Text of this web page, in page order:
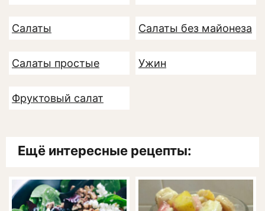
Салаты Салаты без майонеза
Салаты простые Ужин
Фруктовый салат
Ещё интересные рецепты: